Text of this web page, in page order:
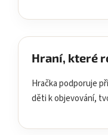
Hraní, které
Hračka podporuje
děti k objevování,